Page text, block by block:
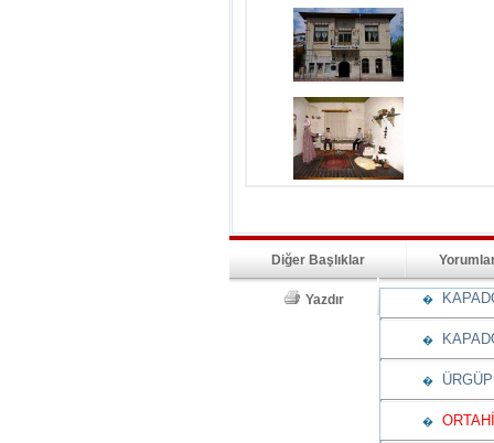
Diğer Başlıklar
Yazdır �
�
�
�